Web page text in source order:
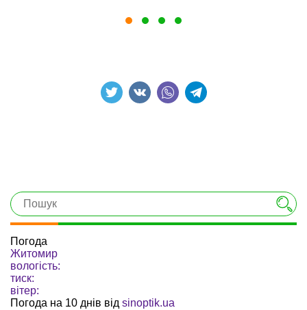
Погода
Житомир
вологість:
тиск:
вітер:
Погода на 10 днів від sinoptik.ua